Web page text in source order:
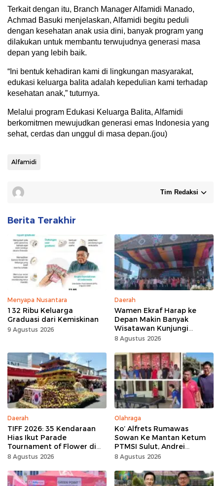
Terkait dengan itu, Branch Manager Alfamidi Manado,
Achmad Basuki menjelaskan, Alfamidi begitu peduli
dengan kesehatan anak usia dini, banyak program yang
dilakukan untuk membantu terwujudnya generasi masa
depan yang lebih baik.
“Ini bentuk kehadiran kami di lingkungan masyarakat,
edukasi keluarga balita adalah kepedulian kami terhadap
kesehatan anak,” tuturnya.
Melalui program Edukasi Keluarga Balita, Alfamidi
berkomitmen mewujudkan generasi emas Indonesia yang
sehat, cerdas dan unggul di masa depan.(jou)
Alfamidi
Tim Redaksi
Berita Terakhir
Menyapa Nusantara
132 Ribu Keluarga
Graduasi dari Kemiskinan
9 Agustus 2026
Daerah
Wamen Ekraf Harap ke
Depan Makin Banyak
Wisatawan Kunjungi
Tomohon
8 Agustus 2026
Daerah
TIFF 2026: 35 Kendaraan
Hias Ikut Parade
Tournament of Flower di
Tomohon
8 Agustus 2026
Olahraga
Ko’ Alfrets Rumawas
Sowan Ke Mantan Ketum
PTMSI Sulut, Andrei
Angouw
8 Agustus 2026